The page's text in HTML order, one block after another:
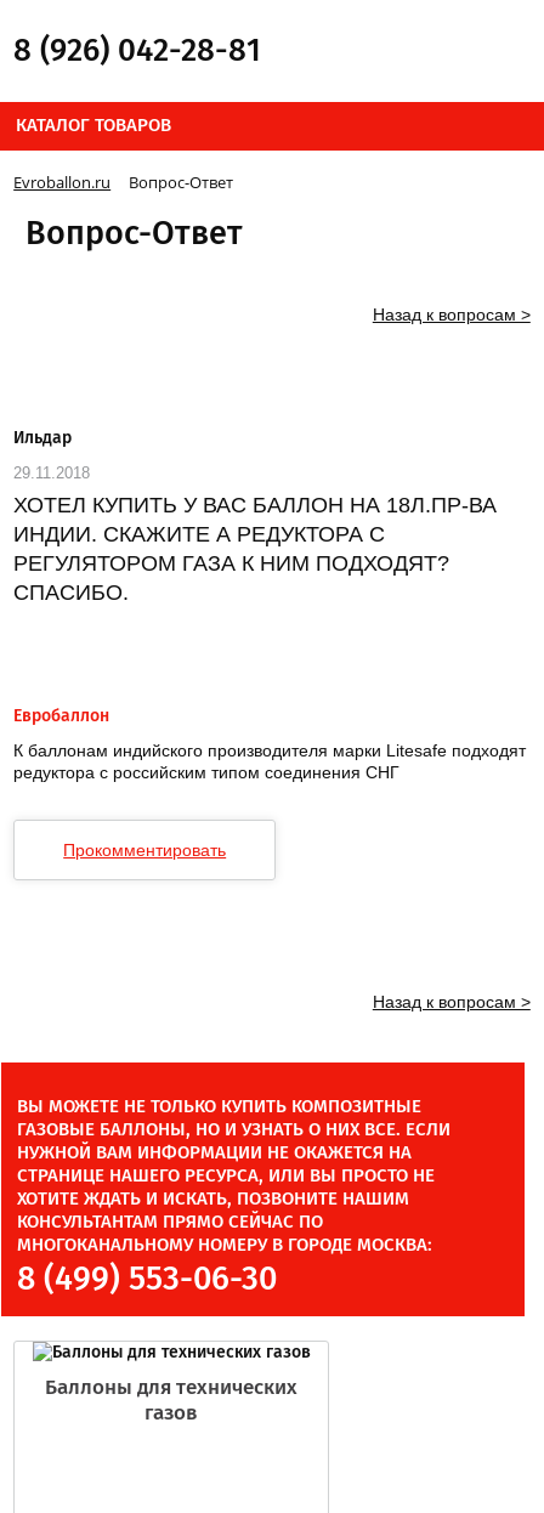
8 (926) 042-28-81
КАТАЛОГ ТОВАРОВ
Evroballon.ru Вопрос-Ответ
Вопрос-Ответ
Назад к вопросам >
Ильдар
29.11.2018
ХОТЕЛ КУПИТЬ У ВАС БАЛЛОН НА 18Л.ПР-ВА
ИНДИИ. СКАЖИТЕ А РЕДУКТОРА С
РЕГУЛЯТОРОМ ГАЗА К НИМ ПОДХОДЯТ?
СПАСИБО.
Евробаллон
К баллонам индийского производителя марки Litesafe подходят
редуктора с российским типом соединения СНГ
Прокомментировать
Назад к вопросам >
ВЫ МОЖЕТЕ НЕ ТОЛЬКО КУПИТЬ КОМПОЗИТНЫЕ
ГАЗОВЫЕ БАЛЛОНЫ, НО И УЗНАТЬ О НИХ ВСЕ. ЕСЛИ
НУЖНОЙ ВАМ ИНФОРМАЦИИ НЕ ОКАЖЕТСЯ НА
СТРАНИЦЕ НАШЕГО РЕСУРСА, ИЛИ ВЫ ПРОСТО НЕ
ХОТИТЕ ЖДАТЬ И ИСКАТЬ, ПОЗВОНИТЕ НАШИМ
КОНСУЛЬТАНТАМ ПРЯМО СЕЙЧАС ПО
МНОГОКАНАЛЬНОМУ НОМЕРУ В ГОРОДЕ МОСКВА:
8 (499) 553-06-30
Баллоны для технических
газов